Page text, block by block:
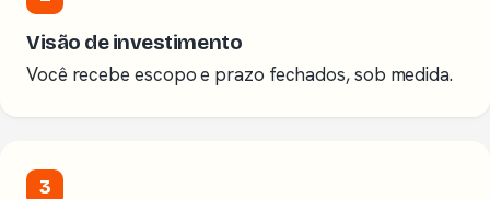
Visão de investimento
Você recebe escopo e prazo fechados, sob medida.
3